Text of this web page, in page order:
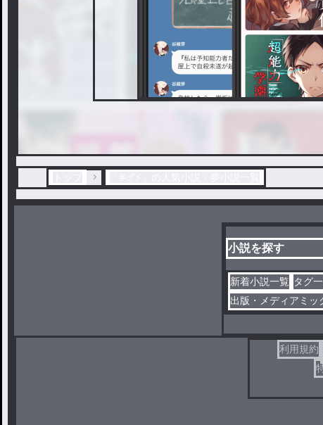
小説を探す
新着小説一覧 タグ
出版・メディアミッ
利用規約